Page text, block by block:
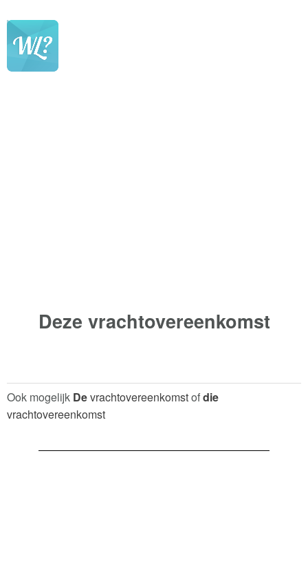
Deze vrachtovereenkomst
Ook mogelijk Devrachtovereenkomstofdie
vrachtovereenkomst